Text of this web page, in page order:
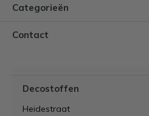
Categorieën
Contact
Decostoffen
Heidestraat